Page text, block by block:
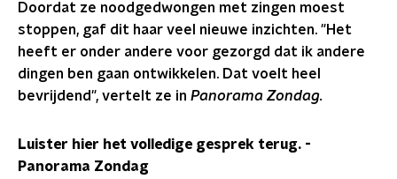
Doordat ze noodgedwongen met zingen moest
stoppen, gaf dit haar veel nieuwe inzichten. "Het
heeft er onder andere voor gezorgd dat ik andere
dingen ben gaan ontwikkelen. Dat voelt heel
bevrijdend", vertelt ze in Panorama Zondag.
Luister hier het volledige gesprek terug. -
Panorama Zondag